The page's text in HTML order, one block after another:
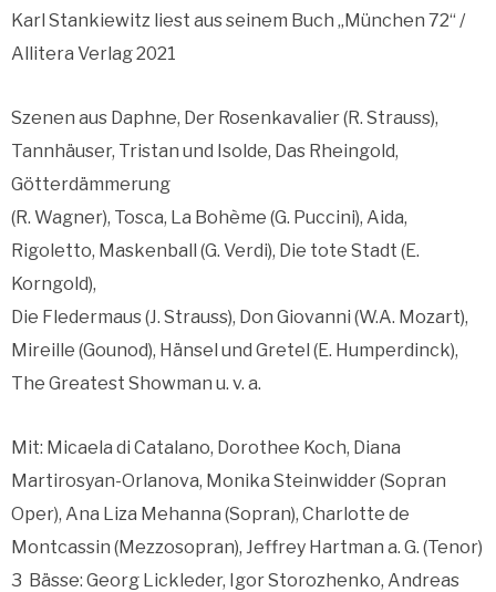
Karl Stankiewitz liest aus seinem Buch „München 72“ /
Allitera Verlag 2021
Szenen aus Daphne, Der Rosenkavalier (R. Strauss),
Tannhäuser, Tristan und Isolde, Das Rheingold,
Götterdämmerung
(R. Wagner), Tosca, La Bohème (G. Puccini), Aida,
Rigoletto, Maskenball (G. Verdi), Die tote Stadt (E.
Korngold),
Die Fledermaus (J. Strauss), Don Giovanni (W.A. Mozart),
Mireille (Gounod), Hänsel und Gretel (E. Humperdinck),
The Greatest Showman u. v. a.
Mit: Micaela di Catalano, Dorothee Koch, Diana
Martirosyan-Orlanova, Monika Steinwidder (Sopran
Oper), Ana Liza Mehanna (Sopran), Charlotte de
Montcassin (Mezzosopran), Jeffrey Hartman a. G. (Tenor)
3 Bässe: Georg Lickleder, Igor Storozhenko, Andreas